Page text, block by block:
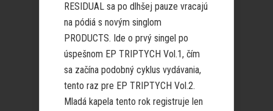
RESIDUAL sa po dlhšej pauze vracajú
na pódiá s novým singlom
PRODUCTS. Ide o prvý singel po
úspešnom EP TRIPTYCH Vol.1, čím
sa začína podobný cyklus vydávania,
tento raz pre EP TRIPTYCH Vol.2.
Mladá kapela tento rok registruje len